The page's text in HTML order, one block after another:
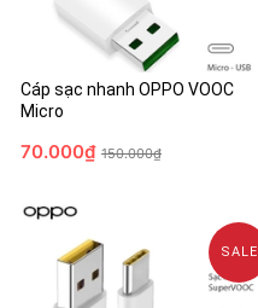
Cáp sạc nhanh OPPO VOOC
Micro
70.000₫ 150.000₫
SALE